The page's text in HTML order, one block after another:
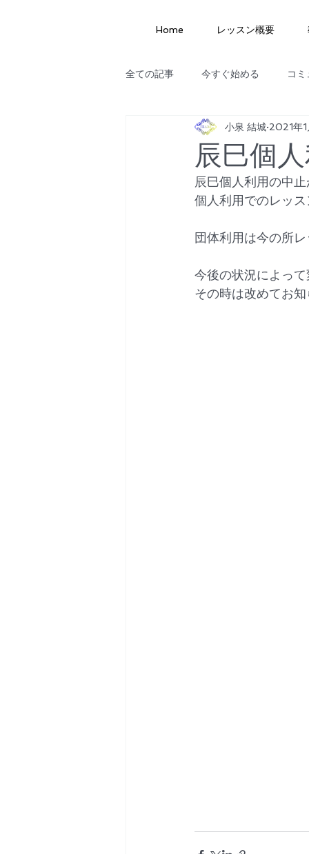
Home レッスン概要
全ての記事 今すぐ始める コ
辰巳個
小泉 結城 2021年
辰巳個人利用の中
個人利用でのレッ
団体利用は今の所
今後の状況によっ
その時は改めてお